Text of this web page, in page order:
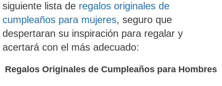
siguiente lista de regalos originales de
cumpleaños para mujeres, seguro que
despertaran su inspiración para regalar y
acertará con el más adecuado:
Regalos Originales de Cumpleaños para Hombres